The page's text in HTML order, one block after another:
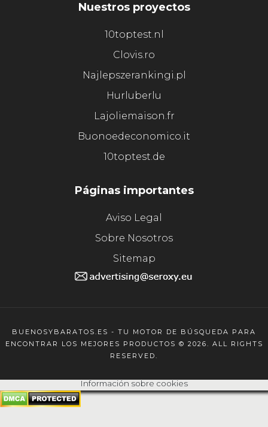
Nuestros proyectos
10toptest.nl
Clovis.ro
Najlepszerankingi.pl
Hurluberlu
Lajoliemaison.fr
Buonoedeconomico.it
10toptest.de
Páginas importantes
Aviso Legal
Sobre Nosotros
Sitemap
BUENOSYBARATOS.ES - TU MOTOR DE BÚSQUEDA PARA
ENCONTRAR LOS MEJORES PRODUCTOS © 2026. ALL RIGHTS
RESERVED.
Información sobre cookies